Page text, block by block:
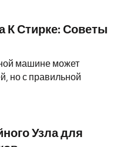
К Стирке: Советы
машине может
но с правильной
Узла для